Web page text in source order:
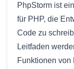
PhpStorm ist
für PHP, die
Code zu
Leitfaden
Funktionen von